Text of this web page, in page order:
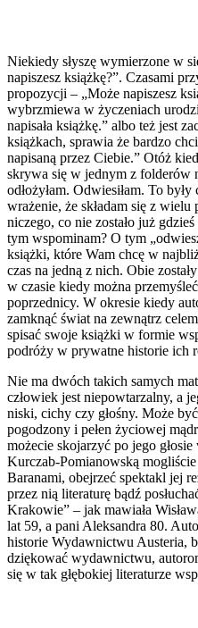
Niekiedy słyszę wymierzone w
napiszesz książkę?”. Czasami
propozycji – „Może napiszesz
wybrzmiewa w życzeniach
napisała książkę.” albo też jest
książkach, sprawia że bardzo
napisaną przez Ciebie.” Otóż
skrywa się w jednym z folderów
odłożyłam. Odwiesiłam. To
wrażenie, że składam się z
niczego, co nie zostało już
tym wspominam? O tym
książki, które Wam chcę w
czas na jedną z nich. Obie
w czasie kiedy można
poprzednicy. W okresie kiedy
zamknąć świat na zewnątrz
spisać swoje książki w formie
podróży w prywatne historie ich
Nie ma dwóch takich samych
człowiek jest niepowtarzalny, a
niski, cichy czy głośny. Może
pogodzony i pełen życiowej
możecie skojarzyć po jego
Kurczab-Pomianowską
Baranami, obejrzeć spektakl jej
przez nią literaturę bądź
Krakowie” – jak mawiała
lat 59, a pani Aleksandra 80.
historie Wydawnictwu Austeria,
dziękować wydawnictwu,
się w tak głębokiej literaturze